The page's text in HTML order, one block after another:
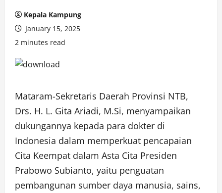
Kepala Kampung
January 15, 2025
2 minutes read
Mataram-Sekretaris Daerah Provinsi NTB,
Drs. H. L. Gita Ariadi, M.Si, menyampaikan
dukungannya kepada para dokter di
Indonesia dalam memperkuat pencapaian
Cita Keempat dalam Asta Cita Presiden
Prabowo Subianto, yaitu penguatan
pembangunan sumber daya manusia, sains,